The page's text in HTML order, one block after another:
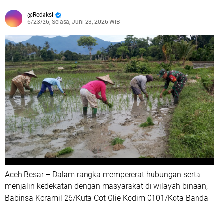
Redaksi
6/23/26, Selasa, Juni 23, 2026 WIB
Aceh Besar – Dalam rangka mempererat hubungan serta
menjalin kedekatan dengan masyarakat di wilayah binaan,
Babinsa Koramil 26/Kuta Cot Glie Kodim 0101/Kota Banda